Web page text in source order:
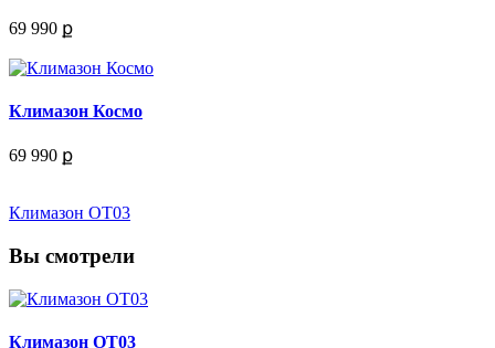
69 990 ք
Климазон Космо
69 990 ք
Климазон ОТ03
Вы смотрели
Климазон ОТ03